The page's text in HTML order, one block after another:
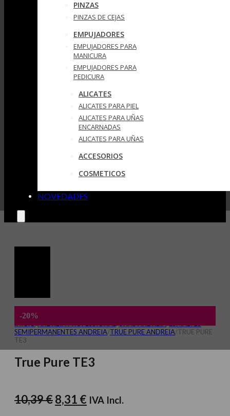
PINZAS
PINZAS DE CEJAS
EMPUJADORES
EMPUJADORES PARA
MANICURA
EMPUJADORES PARA
PEDICURA
ALICATES
ALICATES PARA PIEL
ALICATES PARA UÑAS
ENCARNADAS
ALICATES PARA UÑAS
ACCESORIOS
COSMETICOS
NOVEDADES
-20%
SEMIPERMANENTES ANDREIA/TRUE PURE ANDREIA/TRUE PURE
TE3
True Pure TE3
10,39€El
8,31 € El
IVA Incl.